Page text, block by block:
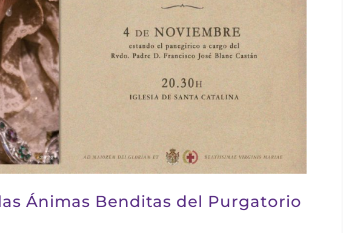
Ánimas Benditas del Purgatorio